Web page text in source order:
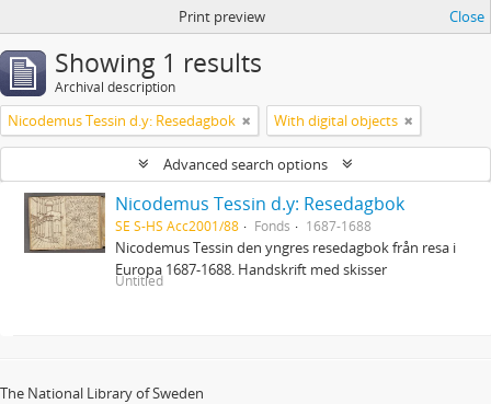
Print preview Close
Showing 1 results
Archival description
Nicodemus Tessin d.y: Resedagbok With digital objects
Advanced search options
Nicodemus Tessin d.y: Resedagbok
SE S-HS Acc2001/88 Fonds 1687-1688
Nicodemus Tessin den yngres resedagbok från resa i
Europa 1687-1688. Handskrift med skisser
Untitled
The National Library of Sweden